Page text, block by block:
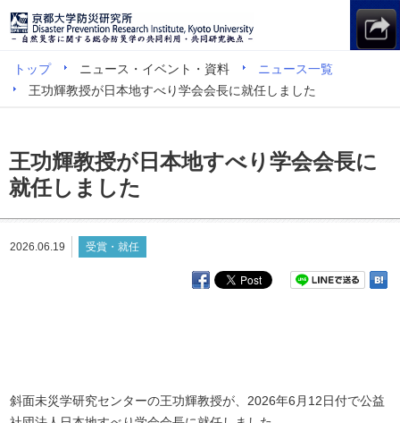
トップ ニュース・イベント・資料
ニュース一覧
王功輝教授が日本地すべり学会会長に就任しました
王功輝教授が日本地すべり学会会長に
就任しました
2026.06.19 受賞・就任
斜面未災学研究センターの王功輝教授が、2026年6月12日付で公益